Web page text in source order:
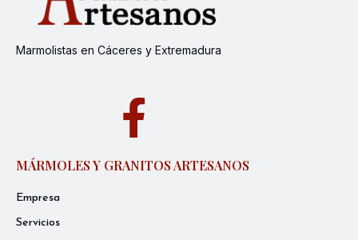
Marmolistas en Cáceres y Extremadura
MÁRMOLES Y GRANITOS ARTESANOS
Empresa
Servicios